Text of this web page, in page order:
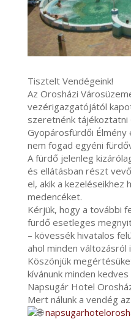
Tisztelt Vendégeink!
Az Orosházi
vezérigazgatójától
szeretnénk tájékoztatni
Gyopárosfürdői
nem fogad egyéni
A fürdő jelenleg
és ellátásban részt
el, akik a kezeléseikhez
medencéket.
Kérjük, hogy a további
fürdő esetleges
– kövessék hivatalos
ahol minden
Köszönjük
kívánunk minden
Napsugár Hotel
Mert nálunk a vendég